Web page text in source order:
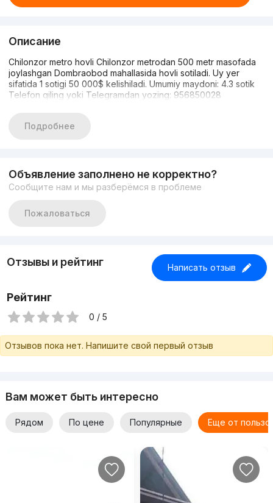
Описание
Chilonzor metro hovli Chilonzor metrodan 500 metr masofada
joylashgan Dombraobod mahallasida hovli sotiladi. Uy yer
sifatida 1 sotigi 50 000$ kelishiladi. Umumiy maydoni: 4.3 sotik
Telefon qiling yoki Telegramdan yozing: 956850028
Подробнее
Объявление заполнено не корректно?
Сообщите нам и мы разберёмся в проблеме
Пожаловаться
Отзывы и рейтинг Написать отзыв
Рейтинг
0 / 5
Отзывов пока нет. Напишите свой первый отзыв
Вам может быть интересно
Рядом По цене Популярные Еще от